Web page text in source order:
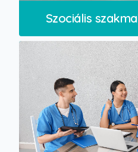
Szociális